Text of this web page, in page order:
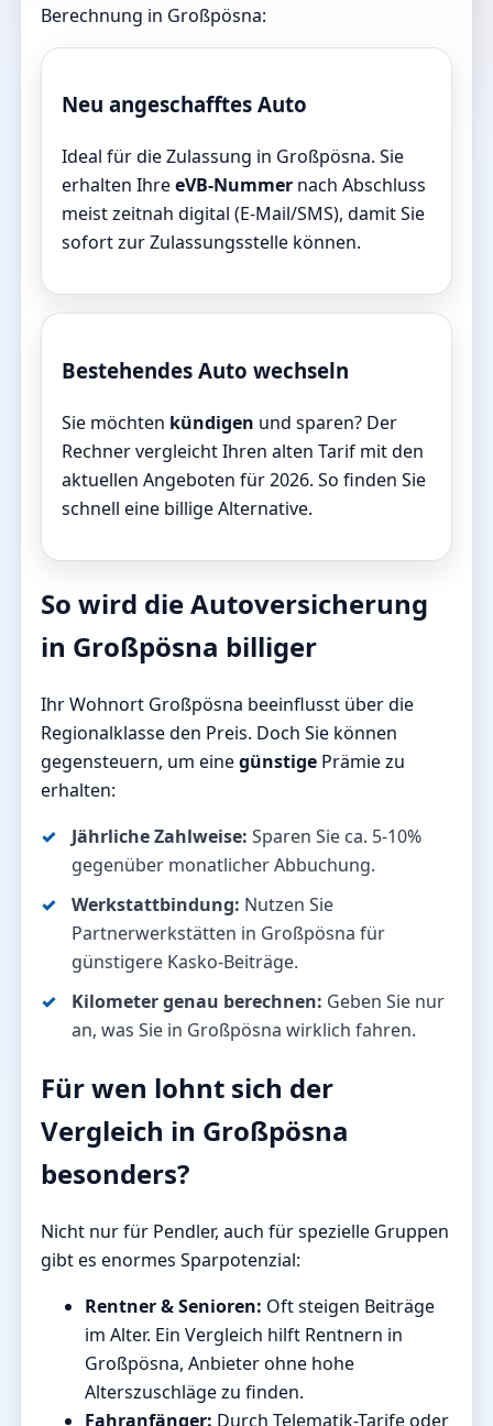
Berechnung in Großpösna:
Neu angeschafftes Auto
Ideal für die Zulassung in Großpösna. Sie
erhalten IhreeVB-Nummer nach Abschluss
meist zeitnah digital (E-Mail/SMS), damit Sie
sofort zur Zulassungsstelle können.
Bestehendes Auto wechseln
Sie möchten kündigen und sparen? Der
Rechner vergleicht Ihren alten Tarif mit den
aktuellen Angeboten für 2026. So finden Sie
schnell eine billige Alternative.
So wird die Autoversicherung
in Großpösna billiger
Ihr Wohnort Großpösna beeinflusst über die
Regionalklasse den Preis. Doch Sie können
gegensteuern, um einegünstige Prämie zu
erhalten:
Jährliche Zahlweise: Sparen Sie ca. 5-10%
gegenüber monatlicher Abbuchung.
Werkstattbindung: Nutzen Sie
Partnerwerkstätten in Großpösna für
günstigere Kasko-Beiträge.
Kilometer genau berechnen: Geben Sie nur
an, was Sie in Großpösna wirklich fahren.
Für wen lohnt sich der
Vergleich in Großpösna
besonders?
Nicht nur für Pendler, auch für spezielle Gruppen
gibt es enormes Sparpotenzial:
Rentner & Senioren: Oft steigen Beiträge
im Alter. Ein Vergleich hilft Rentnern in
Großpösna, Anbieter ohne hohe
Alterszuschläge zu finden.
Fahranfänger: Durch Telematik-Tarife oder